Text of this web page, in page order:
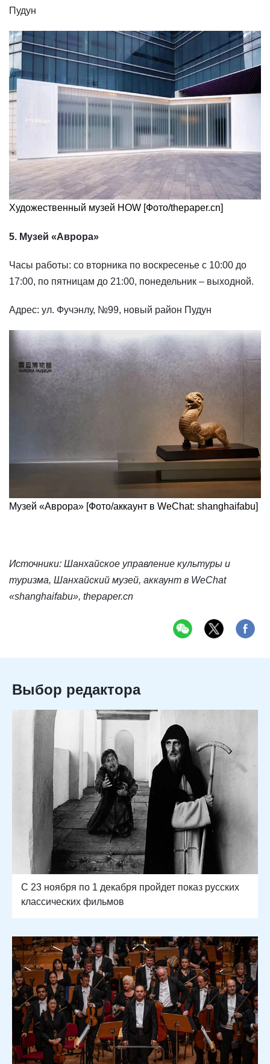
Пудун
Художественный музей HOW [Фото/thepaper.cn]
5. Музей «Аврора»
Часы работы: со вторника по воскресенье с 10:00 до
17:00, по пятницам до 21:00, понедельник – выходной.
Адрес: ул. Фучэнлу, №99, новый район Пудун
Музей «Аврора» [Фото/аккаунт в WeChat: shanghaifabu]
Источники: Шанхайское управление культуры и
туризма, Шанхайский музей, аккаунт в WeChat
«shanghaifabu», thepaper.cn
Выбор редактора
С 23 ноября по 1 декабря пройдет показ русских
классических фильмов